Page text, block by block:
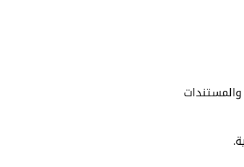
كافة الأوراق والمستندات